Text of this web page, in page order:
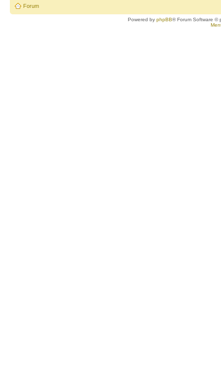
Forum
Powered byphpBB® Forum Software ©